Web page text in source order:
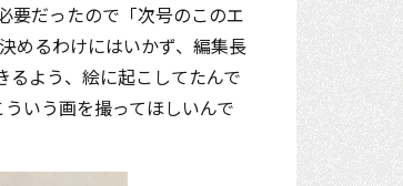
要だったので「次号のこのエ
めるわけにはいかず、編集長
よう、絵に起こしてたんで
いう画を撮ってほしいんで